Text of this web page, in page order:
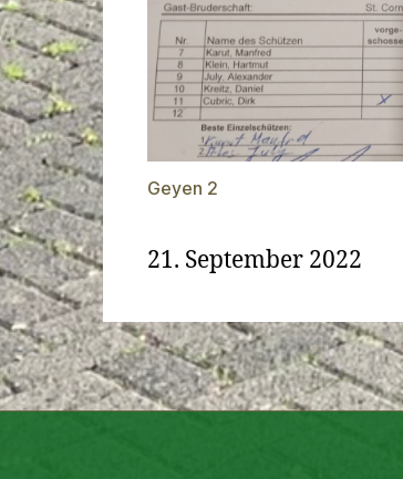
Geyen 2
21. September 2022